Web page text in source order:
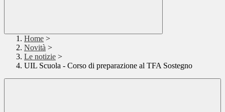
Home >
Novità >
Le notizie >
UIL Scuola - Corso di preparazione al TFA Sostegno